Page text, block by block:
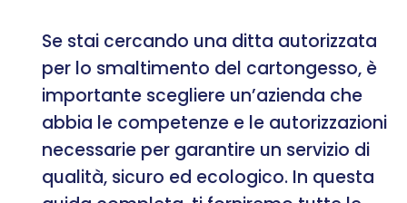
Se stai cercando una ditta autorizzata
per lo smaltimento del cartongesso, è
importante scegliere un’azienda che
abbia le competenze e le autorizzazioni
necessarie per garantire un servizio di
qualità, sicuro ed ecologico. In questa